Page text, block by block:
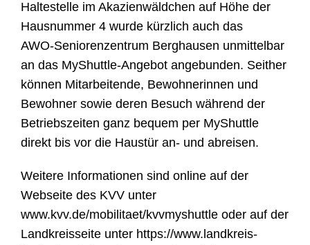
Haltestelle im Akazienwäldchen auf Höhe der
Hausnummer 4 wurde kürzlich auch das
AWO‑Seniorenzentrum Berghausen unmittelbar
an das MyShuttle-Angebot angebunden. Seither
können Mitarbeitende, Bewohnerinnen und
Bewohner sowie deren Besuch während der
Betriebszeiten ganz bequem per MyShuttle
direkt bis vor die Haustür an- und abreisen.
Weitere Informationen sind online auf der
Webseite des KVV unter
www.kvv.de/mobilitaet/kvvmyshuttle oder auf der
Landkreisseite unter https://www.landkreis-